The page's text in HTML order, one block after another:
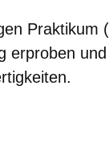
Praktikum
erproben